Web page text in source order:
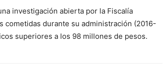
investigación abierta por la Fiscalía
durante su administración (2016-
superiores a los 98 millones de pesos.